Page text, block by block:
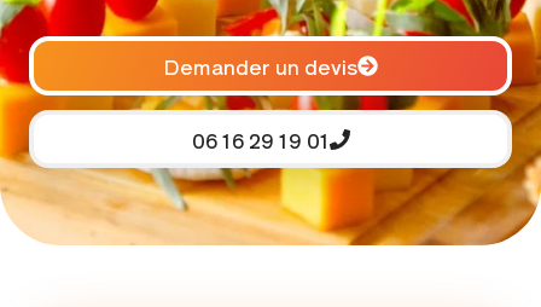
Demander un devis
06 16 29 19 01